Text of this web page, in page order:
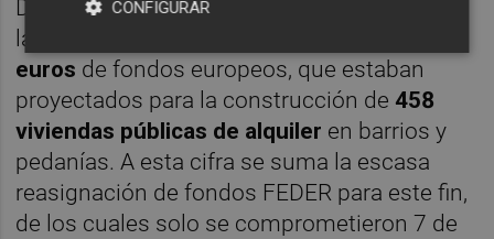
Desde el Grupo Municipal también se ha
lamentado la pérdida de
euros de fondos europeos, que estaban
proyectados para la construcción de 458
viviendas públicas de alquiler en barrios y
pedanías. A esta cifra se suma la escasa
reasignación de fondos FEDER para este fin,
de los cuales solo se comprometieron 7 de
CONFIGURAR